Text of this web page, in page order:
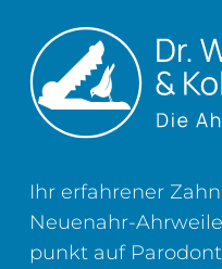
Ihr erfahrener
Neuenahr-
punkt auf